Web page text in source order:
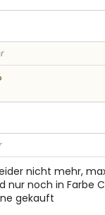
nicht mehr,
nur noch in Farbe
gekauft